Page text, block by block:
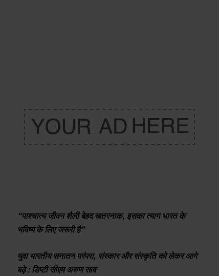
“पाश्चात्य जीवन शैली बेहद खतरनाक, इसका त्याग भारत के
भविष्य के लिए जरूरी है”
युवा भारतीय सनातन परंपरा, संस्कार और संस्कृति को लेकर आगे
बढ़े : डिप्टी सीएम अरुण साव